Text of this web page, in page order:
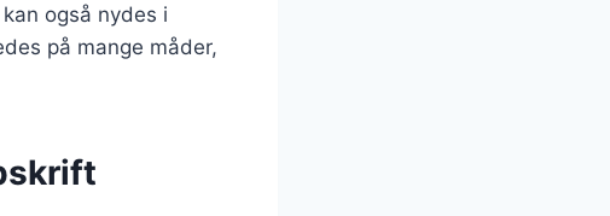
også nydes i
på mange måder,